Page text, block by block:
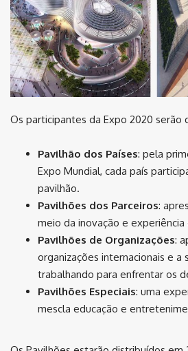
Os participantes da Expo 2020 serão
Pavilhão dos Países: pela
Expo Mundial, cada país
pavilhão.
Pavilhões dos Parceiros:
meio da inovação e experiência
Pavilhões de Organizações:
organizações internacionais e a
trabalhando para enfrentar os
Pavilhões Especiais: uma
mescla educação e